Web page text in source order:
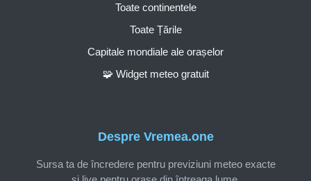
Despre Vremea.one
Sursa ta de încredere pentru previziuni meteo exacte
Toate continentele
Toate Țările
Capitale mondiale ale orașelor
🧩 Widget meteo gratuit